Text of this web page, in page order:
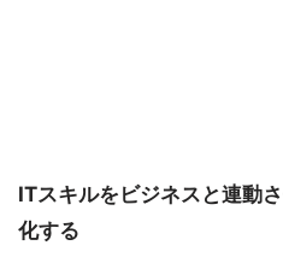
ITスキルをビジネスと連動
化する